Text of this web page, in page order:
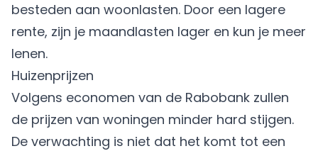
besteden aan woonlasten. Door een lagere
rente, zijn je maandlasten lager en kun je meer
lenen.
Huizenprijzen
Volgens economen van de Rabobank zullen
de prijzen van woningen minder hard stijgen.
De verwachting is niet dat het komt tot een